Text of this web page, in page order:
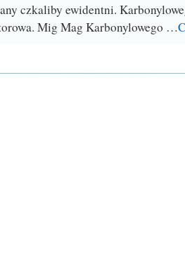
czkaliby ewidentni.
Mig Mag Karbonylowego …